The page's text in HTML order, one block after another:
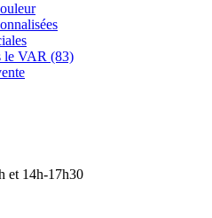
le VAR (83)
et 14h-17h30